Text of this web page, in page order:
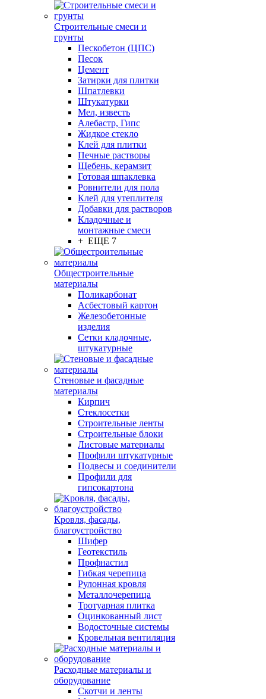
Строительные смеси и
грунты
Пескобетон (ЦПС)
Песок
Цемент
Затирки для плитки
Шпатлевки
Штукатурки
Мел, известь
Алебастр, Гипс
Жидкое стекло
Клей для плитки
Печные растворы
Щебень, керамзит
Готовая шпаклевка
Ровнители для пола
Клей для утеплителя
Добавки для растворов
Кладочные и
монтажные смеси
+ ЕЩЕ 7
Общестроительные
материалы
Поликарбонат
Асбестовый картон
Железобетонные
изделия
Сетки кладочные,
штукатурные
Стеновые и фасадные
материалы
Кирпич
Стеклосетки
Строительные ленты
Строительные блоки
Листовые материалы
Профили штукатурные
Подвесы и соединители
Профили для
гипсокартона
Кровля, фасады,
благоустройство
Шифер
Геотекстиль
Профнастил
Гибкая черепица
Рулонная кровля
Металлочерепица
Тротуарная плитка
Оцинкованный лист
Водосточные системы
Кровельная вентиляция
Расходные материалы и
оборудование
Скотчи и ленты